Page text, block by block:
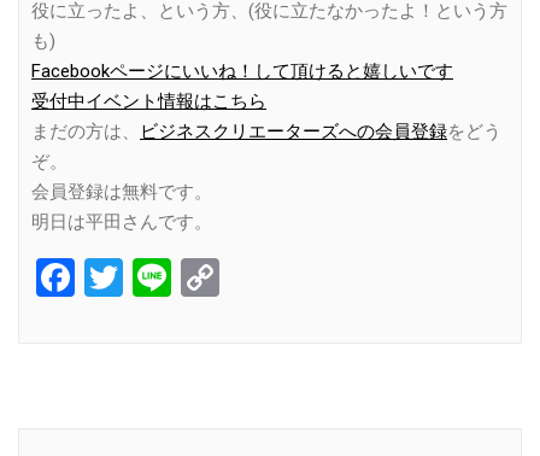
役に立ったよ、という方、(役に立たなかったよ！という方
も)
Facebookページにいいね！して頂けると嬉しいです
受付中イベント情報はこちら
まだの方は、
ビジネスクリエーターズへの会員登録をどう
ぞ。
会員登録は無料です。
明日は平田さんです。
Facebook
Twitter
Line